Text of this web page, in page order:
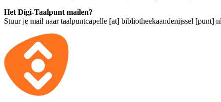
Het Digi-Taalpunt mailen?
Stuur je mail naartaalpuntcapelle [at] bibliotheekaandenijssel [punt]